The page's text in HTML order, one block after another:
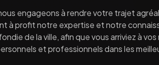
engageons à rendre votre trajet
à profit notre expertise et notre
de la ville, afin que vous arriviez à
et professionnels dans les